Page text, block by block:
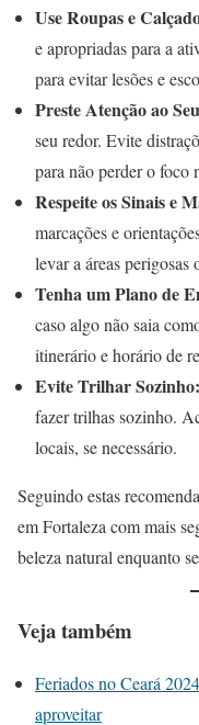
Use Roupas e
e apropriadas para a
para evitar lesões e
Preste Atenção ao
seu redor. Evite
para não perder o foco
Respeite os Sinais e
marcações e
levar a áreas perigosas
Tenha um Plano de
caso algo não saia
itinerário e horário de
Evite Trilhar Sozinho:
fazer trilhas sozinho.
locais, se necessário.
Seguindo estas
em Fortaleza com mais
beleza natural enquanto
Veja também
Feriados no Ceará
aproveitar